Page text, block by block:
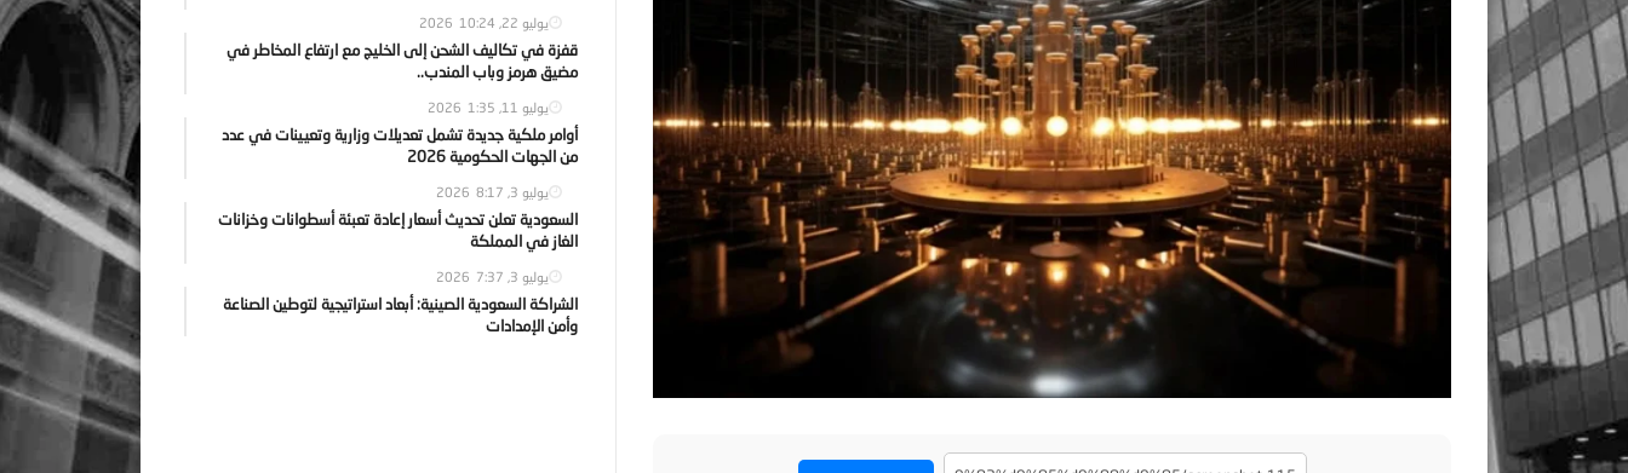
يوليو 22, 2026 10:24
قفزة في تكاليف الشحن إلى الخليج مع ارتفاع المخاطر في
مضيق هرمز وباب المندب..
يوليو 11, 2026 1:35
أوامر ملكية جديدة تشمل تعديلات وزارية وتعيينات في عدد
من الجهات الحكومية 2026
يوليو 3, 2026 8:17
السعودية تعلن تحديث أسعار إعادة تعبئة أسطوانات وخزانات
الغاز في المملكة
يوليو 3, 2026 7:37
الشراكة السعودية الصينية: أبعاد استراتيجية لتوطين الصناعة
وأمن الإمدادات